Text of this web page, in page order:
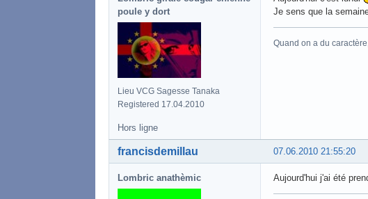
poule y dort
Lieu VCG Sagesse Tanaka
Registered 17.04.2010
Je sens que la
Quand on a du
Hors ligne
07.06.2010 21:55:20
francisdemillau
Lombric anathèmic Aujourd'hui j'ai été